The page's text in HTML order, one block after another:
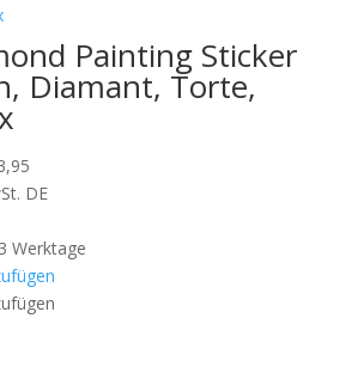
Painting Sticker
Diamant, Torte,
Aktueller
Preis
€ 3,95.
DE
Werktage